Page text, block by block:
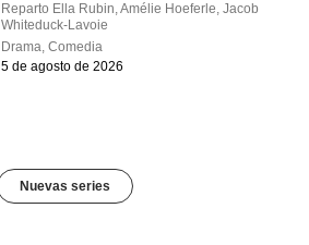
Reparto Ella Rubin,Amélie Hoeferle,Jacob
Whiteduck-Lavoie
Drama,Comedia
5 de agosto de 2026
Nuevas series